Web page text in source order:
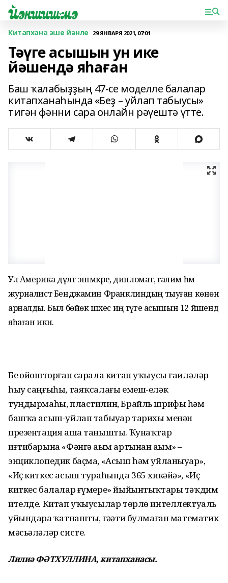
Китапхана эше йәнле 29 ЯНВАРЯ 2021, 07:01
Тәүге асышын ун ике
йәшендә яһаған
Баш ҡалабыҙҙың 47-се моделле балалар
китапханаһында «Беҙ – уйлап табыусы»
тигән фәнни сара онлайн рәүештә үтте.
Ул Америка дәүләт эшмәкәре, дипломат, ғалим һәм
журналист Бен­джамин Франклиндың тыуған көнөнә
арналды. Был бөйөк шәхес иң тәүге асышын 12 йәшендә
яһаған икән.
Беҙ ойошторған сарала китап уҡыусы ғаиләләр
һыу саңғыһы, таяҡсалағы емеш-еләк
туңдырмаһы, пластилин, Брайль шрифы һәм
башҡа асыш-уйлап табыуҙар тарихы менән
презентация аша танышты. Ҡунаҡтар
иғтибарына «Фәнгә аҙым артынан аҙым» –
энциклопедик баҫма, «Асыш һәм уйланыуҙар»,
«Иҫ киткес асыш тураһында 365 хикәйә», «Иҫ
киткес балалар ғүмере» йыйынтыҡтары тәҡдим
ителде. Китап уҡыусылар төрлө интеллектуаль
уйындарҙа ҡатнашты, ғәҙәти булмаған математик
мәсьәләләр систе.
Лилиә ФӘТХУЛЛИНА, китапханасы.